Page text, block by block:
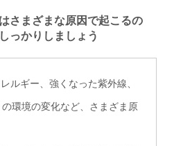
さまざまな原因で起こるの
っかりしましょう
ルギー、強くなった紫外線、
環境の変化など、さまざま原